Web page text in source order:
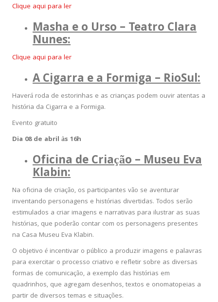
Clique aqui para ler
Masha e o Urso – Teatro Clara
Nunes:
Clique aqui para ler
A Cigarra e a Formiga – RioSul:
Haverá roda de estorinhas e as crianças podem ouvir atentas a
história da Cigarra e a Formiga.
Evento gratuito
Dia 08 de abril às 16h
Oficina de Criação – Museu Eva
Klabin:
Na oficina de criação, os participantes vão se aventurar
inventando personagens e histórias divertidas. Todos serão
estimulados a criar imagens e narrativas para ilustrar as suas
histórias, que poderão contar com os personagens presentes
na Casa Museu Eva Klabin.
O objetivo é incentivar o público a produzir imagens e palavras
para exercitar o processo criativo e refletir sobre as diversas
formas de comunicação, a exemplo das histórias em
quadrinhos, que agregam desenhos, textos e onomatopeias a
partir de diversos temas e situações.